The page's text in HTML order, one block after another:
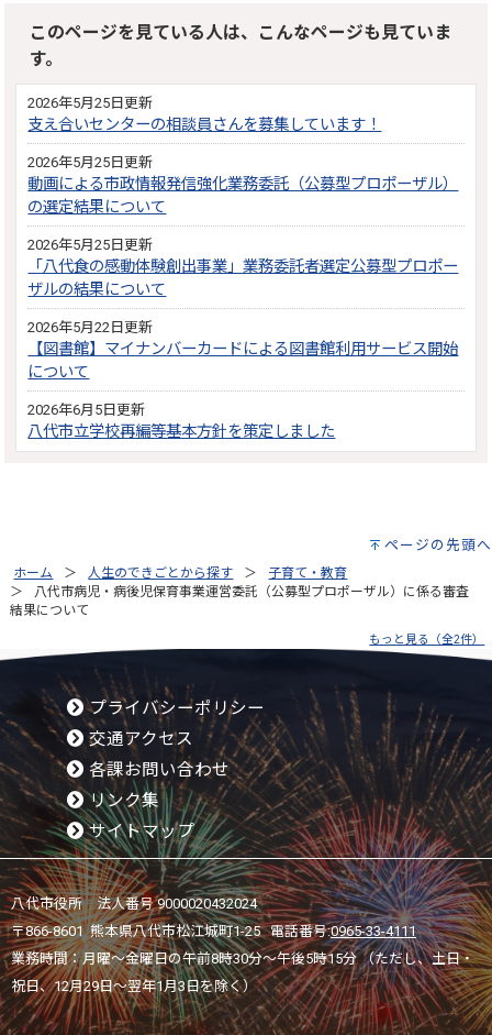
このページを見ている人は、こんなページも見ていま
す。
2026年5月25日更新
支え合いセンターの相談員さんを募集しています！
2026年5月25日更新
動画による市政情報発信強化業務委託（公募型プロポーザル）
の選定結果について
2026年5月25日更新
「八代食の感動体験創出事業」業務委託者選定公募型プロポー
ザルの結果について
2026年5月22日更新
【図書館】マイナンバーカードによる図書館利用サービス開始
について
2026年6月5日更新
八代市立学校再編等基本方針を策定しました
ページの先頭へ
ホーム 人生のできごとから探す
子育て・教育
八代市病児・病後児保育事業運営委託（公募型プロポーザル）に係る審査
結果について
もっと見る（全2件）
プライバシーポリシー
交通アクセス
各課お問い合わせ
リンク集
サイトマップ
八代市役所 法人番号 9000020432024
〒866-8601 熊本県八代市松江城町1-25 電話番号:0965-33-4111
業務時間：月曜～金曜日の午前8時30分～午後5時15分 （ただし、土日・
祝日、12月29日～翌年1月3日を除く）